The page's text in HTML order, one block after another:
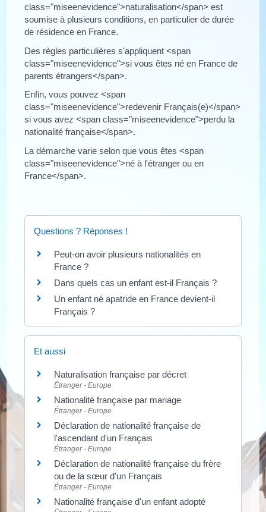
class="miseenevidence">naturalisation</span> est
soumise à plusieurs conditions, en particulier de durée
de résidence en France.
Des règles particulières s'appliquent <span
class="miseenevidence">si vous êtes né en France de
parents étrangers</span>.
Enfin, vous pouvez <span
class="miseenevidence">redevenir Français(e)</span>
si vous avez <span class="miseenevidence">perdu la
nationalité française</span>.
La démarche varie selon que vous êtes <span
class="miseenevidence">né à l'étranger ou en
France</span>.
Questions ? Réponses !
Peut-on avoir plusieurs nationalités en
France ?
Dans quels cas un enfant est-il Français ?
Un enfant né apatride en France devient-il
Français ?
Et aussi
Naturalisation française par décret
Étranger - Europe
Nationalité française par mariage
Étranger - Europe
Déclaration de nationalité française de
l'ascendant d'un Français
Étranger - Europe
Déclaration de nationalité française du frère
ou de la sœur d'un Français
Étranger - Europe
Nationalité française d'un enfant adopté